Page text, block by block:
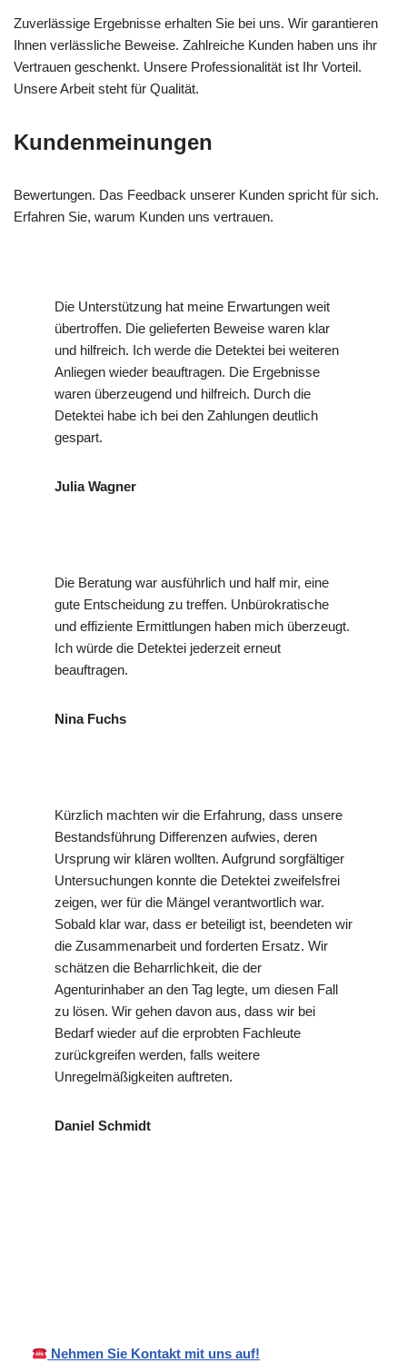
Zuverlässige Ergebnisse erhalten Sie bei uns. Wir garantieren
Ihnen verlässliche Beweise. Zahlreiche Kunden haben uns ihr
Vertrauen geschenkt. Unsere Professionalität ist Ihr Vorteil.
Unsere Arbeit steht für Qualität.
Kundenmeinungen
Bewertungen. Das Feedback unserer Kunden spricht für sich.
Erfahren Sie, warum Kunden uns vertrauen.
Die Unterstützung hat meine Erwartungen weit
übertroffen. Die gelieferten Beweise waren klar
und hilfreich. Ich werde die Detektei bei weiteren
Anliegen wieder beauftragen. Die Ergebnisse
waren überzeugend und hilfreich. Durch die
Detektei habe ich bei den Zahlungen deutlich
gespart.
Julia Wagner
Die Beratung war ausführlich und half mir, eine
gute Entscheidung zu treffen. Unbürokratische
und effiziente Ermittlungen haben mich überzeugt.
Ich würde die Detektei jederzeit erneut
beauftragen.
Nina Fuchs
Kürzlich machten wir die Erfahrung, dass unsere
Bestandsführung Differenzen aufwies, deren
Ursprung wir klären wollten. Aufgrund sorgfältiger
Untersuchungen konnte die Detektei zweifelsfrei
zeigen, wer für die Mängel verantwortlich war.
Sobald klar war, dass er beteiligt ist, beendeten wir
die Zusammenarbeit und forderten Ersatz. Wir
schätzen die Beharrlichkeit, die der
Agenturinhaber an den Tag legte, um diesen Fall
zu lösen. Wir gehen davon aus, dass wir bei
Bedarf wieder auf die erprobten Fachleute
zurückgreifen werden, falls weitere
Unregelmäßigkeiten auftreten.
Daniel Schmidt
Nehmen Sie Kontakt mit uns auf!